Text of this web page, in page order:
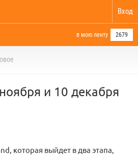
Вход
в мою ленту 2679
и 10 декабря
которая выйдет в два этапа,